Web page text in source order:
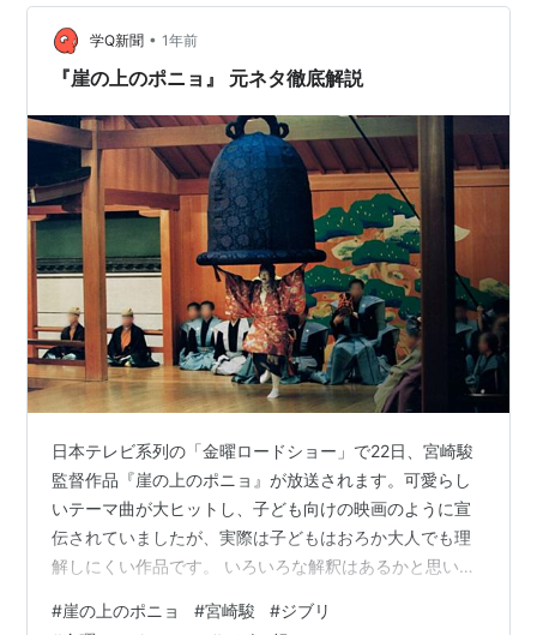
学Q新聞 • 1年前
『崖の上のポニョ』 元ネタ徹底解説
日本テレビ系列の「金曜ロードショー」で22日、宮崎駿
監督作品『崖の上のポニョ』が放送されます。可愛らし
いテーマ曲が大ヒットし、子ども向けの映画のように宣
伝されていましたが、実際は子どもはおろか大人でも理
解しにくい作品です。 いろいろな解釈はあるかと思いま
作品をパッチワークのように繋ぎ合わせて作品を完成さ
#崖の上のポニョ #宮崎駿 #ジブリ